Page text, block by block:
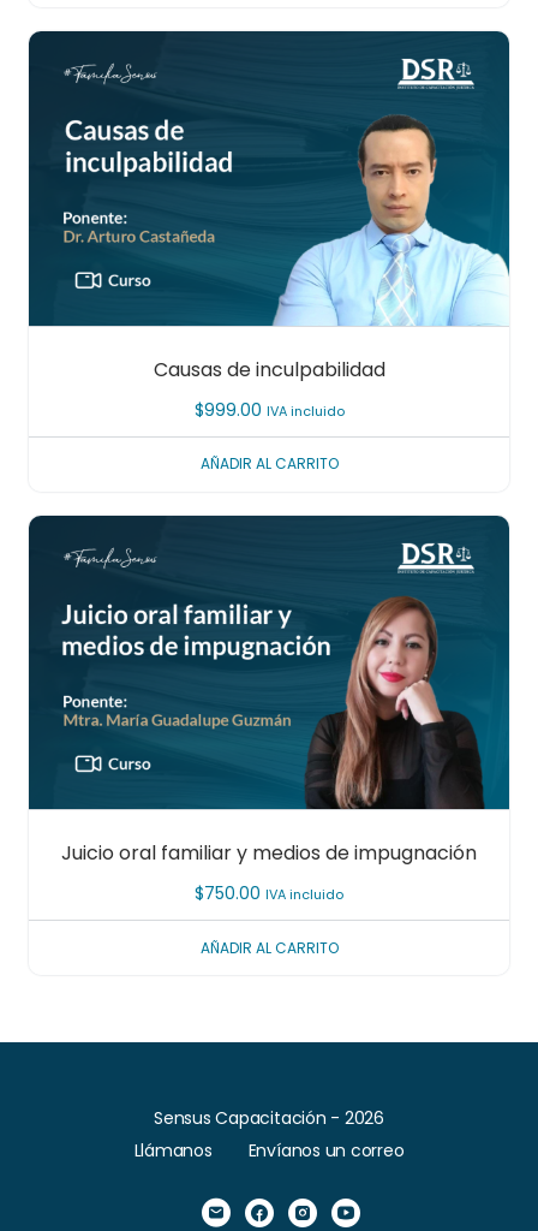
Causas de inculpabilidad
$999.00 IVA incluido
AÑADIR AL CARRITO
Juicio oral familiar y medios de impugnación
$750.00 IVA incluido
AÑADIR AL CARRITO
Sensus Capacitación - 2026
Llámanos
Envíanos un correo